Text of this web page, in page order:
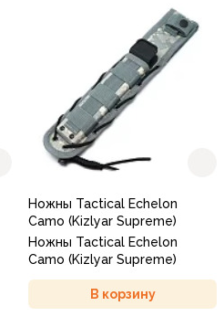
Ножны Tactical Echelon
Camo (Kizlyar Supreme)
Ножны Tactical Echelon
Camo (Kizlyar Supreme)
В корзину